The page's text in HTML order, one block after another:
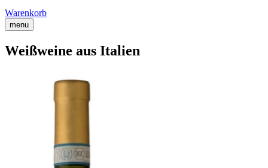
Warenkorb
menu
Weißweine aus Italien